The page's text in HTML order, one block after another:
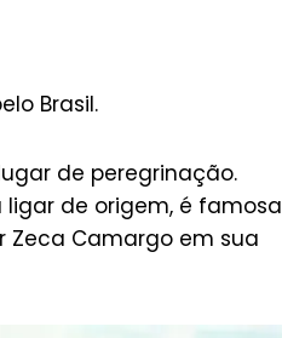
Brasil.
de peregrinação.
ligar de origem, é famosa
Zeca Camargo em sua